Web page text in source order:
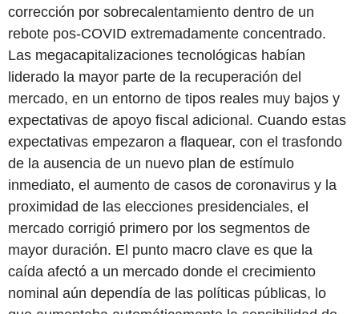
corrección por sobrecalentamiento dentro de un
rebote pos-COVID extremadamente concentrado.
Las megacapitalizaciones tecnológicas habían
liderado la mayor parte de la recuperación del
mercado, en un entorno de tipos reales muy bajos y
expectativas de apoyo fiscal adicional. Cuando estas
expectativas empezaron a flaquear, con el trasfondo
de la ausencia de un nuevo plan de estímulo
inmediato, el aumento de casos de coronavirus y la
proximidad de las elecciones presidenciales, el
mercado corrigió primero por los segmentos de
mayor duración. El punto macro clave es que la
caída afectó a un mercado donde el crecimiento
nominal aún dependía de las políticas públicas, lo